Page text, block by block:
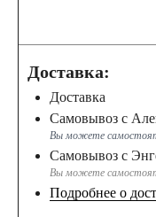
Доставка:
Доставка
Самовывоз с
Вы можете
Самовывоз с
Вы можете
Подробнее о